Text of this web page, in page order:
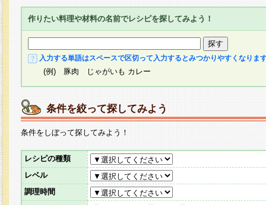
作りたい料理や材料の名前でレシピを探してみよう！
入力する単語はスペースで区切って入力するとみつかりやすくなりま
(例) 豚肉 じゃがいも カレー
条件を絞って探してみよう
条件をしぼって探してみよう！
レシピの種類
レベル
調理時間